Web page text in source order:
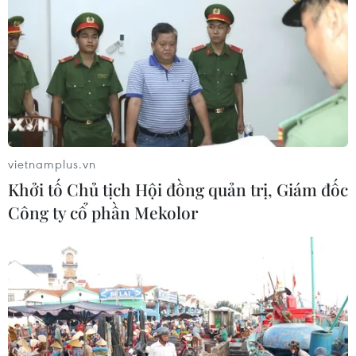
Hamas-Israel chính thức bắt đầu thỏa
thuận ngừng bắn 4 ngày
24/11/2023 06:11
Theo thỏa thuận ngừng bắn với Israel kéo dài 4 ngày,
Hamas sẽ thả nhóm con tin đầu tiên trong ngày 24/11 và
hàng viện trợ sẽ được đưa vào Gaza.
vietnamplus.vn
Khởi tố Chủ tịch Hội đồng quản trị, Giám đốc
Công ty cổ phần Mekolor